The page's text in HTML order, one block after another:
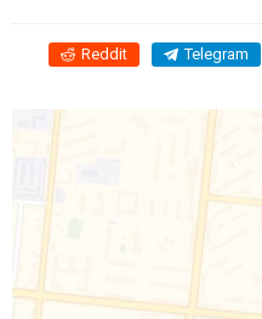
Reddit Telegram